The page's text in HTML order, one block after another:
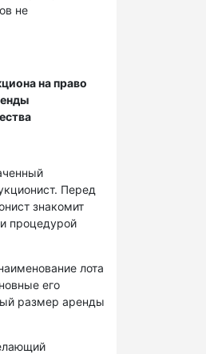
не
на право
Перед
знакомит
процедурой
лота
его
размер аренды